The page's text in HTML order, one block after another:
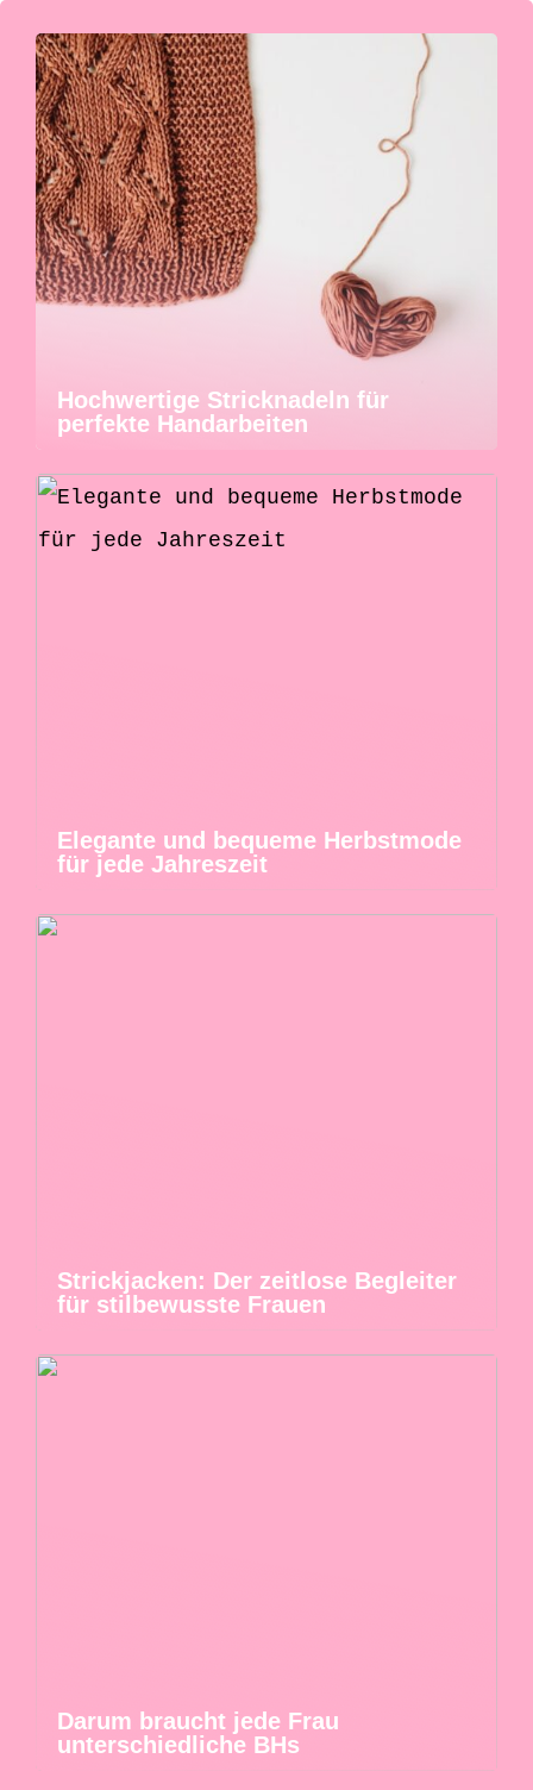
Hochwertige Stricknadeln für
perfekte Handarbeiten
Elegante und bequeme Herbstmode
für jede Jahreszeit
Strickjacken: Der zeitlose Begleiter
für stilbewusste Frauen
Darum braucht jede Frau
unterschiedliche BHs